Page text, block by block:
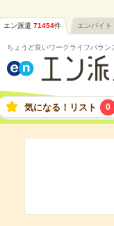
エン派遣 71454件 エンバイト
ちょうど良いワークライフバラン
気になる！リスト 0